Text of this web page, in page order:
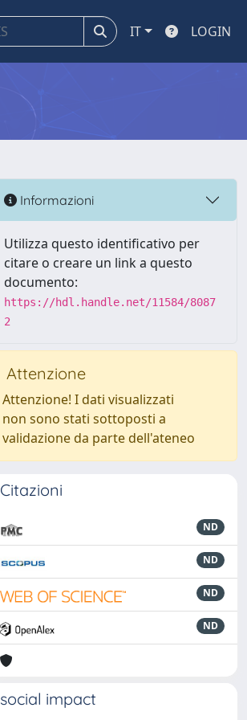
IT LOGIN
Informazioni
Utilizza questo identificativo per
citare o creare un link a questo
documento:
https://hdl.handle.net/11584/8087
2
Attenzione
Attenzione! I dati visualizzati
non sono stati sottoposti a
validazione da parte dell'ateneo
Citazioni
ND
ND
ND
ND
social impact